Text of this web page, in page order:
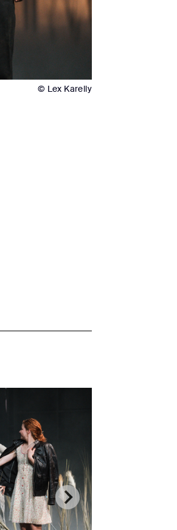
© Lex Karelly